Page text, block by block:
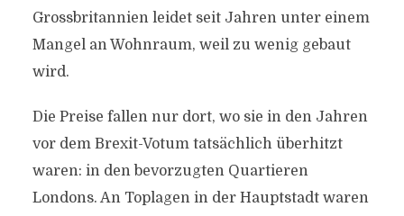
Grossbritannien leidet seit Jahren unter einem
Mangel an Wohnraum, weil zu wenig gebaut
wird.
Die Preise fallen nur dort, wo sie in den Jahren
vor dem Brexit-Votum tatsächlich überhitzt
waren: in den bevorzugten Quartieren
Londons. An Toplagen in der Hauptstadt waren